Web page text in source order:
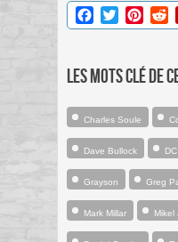
Facebook
Twitter
Les mots clé de
Charles Soule
Dave Bullock
Grayson Greg
Mark Millar Mikel